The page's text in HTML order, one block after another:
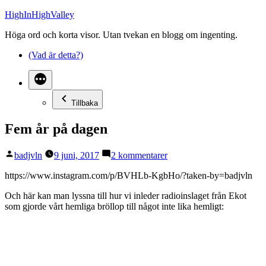
Hoppa
innehåll
HighInHighValley
Höga ord och korta visor. Utan tvekan en blogg om ingenting.
(Vad är detta?)
Tillbaka
Fem år på dagen
Publicerat
badjvln 9 juni, 2017 2 kommentarertill
år
dagen
https://www.instagram.com/p/BVHLb-KgbHo/?taken-by=badjvln
Och här kan man lyssna till hur vi inleder radioinslaget från Ekot
som gjorde vårt hemliga bröllop till något inte lika hemligt: